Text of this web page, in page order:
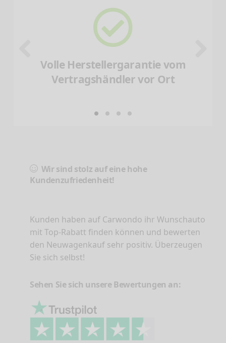
Volle Herstellergarantie vom
Vertragshändler vor Ort
Wir sind stolz auf eine hohe
Kundenzufriedenheit!
Kunden haben auf Carwondo ihr Wunschauto
mit Top-Rabatt finden können und bewerten
den Neuwagenkauf sehr positiv. Überzeugen
Sie sich selbst!
Sehen Sie sich unsere Bewertungen an: